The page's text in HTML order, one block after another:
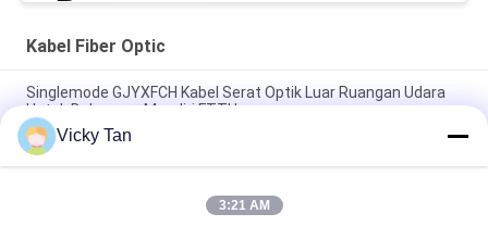
Kabel Fiber Optic
Singlemode GJYXFCH Kabel Serat Optik Luar Ruangan Udara
Untuk Dukungan Mandiri FTTH
Kabel Serat Optik Selubung Ganda ADSS 24 Core 48 Core 96
Core
GYXTC8S 12 24 Core G652D Outdoor Fiber Patch Cable Self
Vicky Tan
3:21 AM